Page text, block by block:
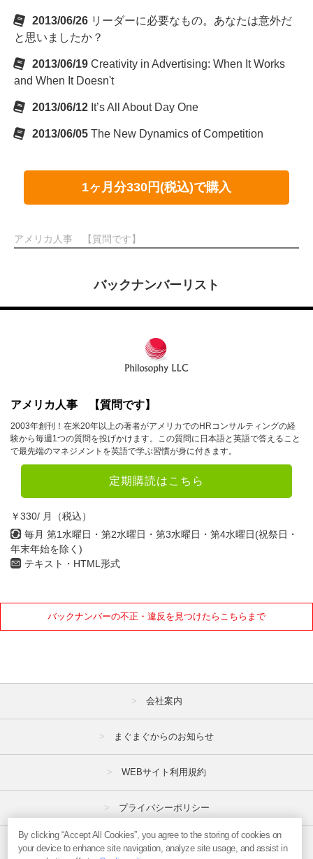
2013/06/26 リーダーに必要なもの。あなたは意外だ
と思いましたか？
2013/06/19 Creativity in Advertising: When It Works
and When It Doesn't
2013/06/12 It’s All About Day One
2013/06/05 The New Dynamics of Competition
1ヶ月分330円(税込)で購入
アメリカ人事 【質問です】
バックナンバーリスト
アメリカ人事 【質問です】
2003年創刊！在米20年以上の著者がアメリカでのHRコンサルティングの経
験から毎週1つの質問を投げかけます。この質問に日本語と英語で答えること
で最先端のマネジメントを英語で学ぶ習慣が身に付きます。
定期購読はこちら
￥330/ 月（税込）
毎月 第1水曜日・第2水曜日・第3水曜日・第4水曜日(祝祭日・
年末年始を除く)
テキスト・HTML形式
バックナンバーの不正・違反を見つけたらこちらまで
会社案内
まぐまぐからのお知らせ
WEBサイト利用規約
プライバシーポリシー
特定商取引法
By clicking “Accept All Cookies”, you agree to the storing of cookies on
your device to enhance site navigation, analyze site usage, and assist in